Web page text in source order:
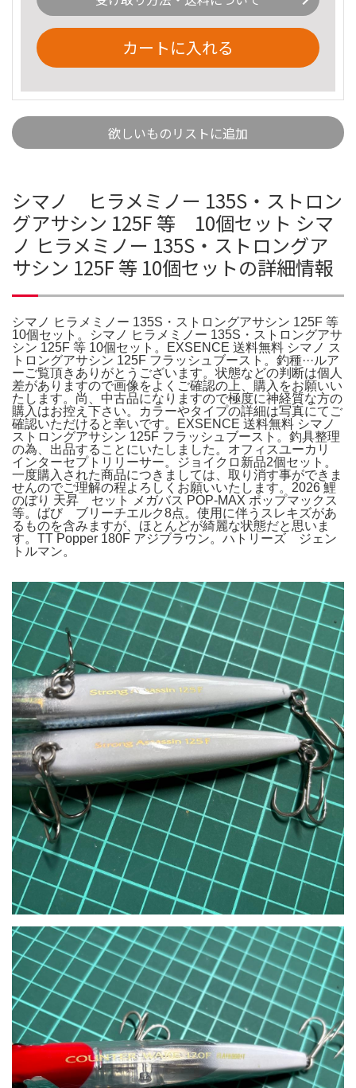
カートに入れる
欲しいものリストに追加
シマノ ヒラメミノー 135S・ストロン
グアサシン 125F 等 10個セット シマ
ノ ヒラメミノー 135S・ストロングア
サシン 125F 等 10個セットの詳細情報
シマノ ヒラメミノー 135S・ストロングアサシン 125F 等
10個セット。シマノ ヒラメミノー 135S・ストロングアサ
シン 125F 等 10個セット。EXSENCE 送料無料 シマノ ス
トロングアサシン 125F フラッシュブースト。釣種···ルア
ーご覧頂きありがとうございます。状態などの判断は個人
差がありますので画像をよくご確認の上、購入をお願いい
たします。尚、中古品になりますので極度に神経質な方の
購入はお控え下さい。カラーやタイプの詳細は写真にてご
確認いただけると幸いです。EXSENCE 送料無料 シマノ
ストロングアサシン 125F フラッシュブースト。釣具整理
の為、出品することにいたしました。オフィスユーカリ
インターセプトリリーサー。ジョイクロ新品2個セット。
一度購入された商品につきましては、取り消す事ができま
せんのでご理解の程よろしくお願いいたします。2026 鯉
のぼり 天昇 セット メガバス POP-MAX ポップマックス
等。ばび ブリーチエルク8点。使用に伴うスレキズがあ
るものを含みますが、ほとんどが綺麗な状態だと思いま
す。TT Popper 180F アジブラウン。ハトリーズ ジェン
トルマン。